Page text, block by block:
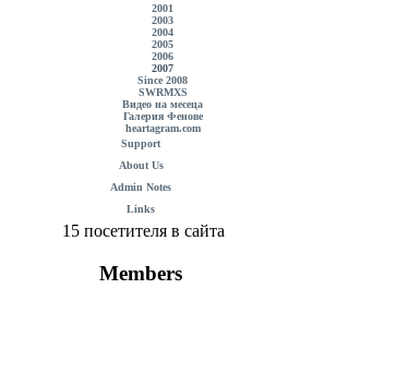
2001
2003
2004
2005
2006
2007
Since 2008
SWRMXS
Видео на месеца
Галерия Фенове
heartagram.com
Support
About Us
Admin Notes
Links
15 посетителя в сайта
Members